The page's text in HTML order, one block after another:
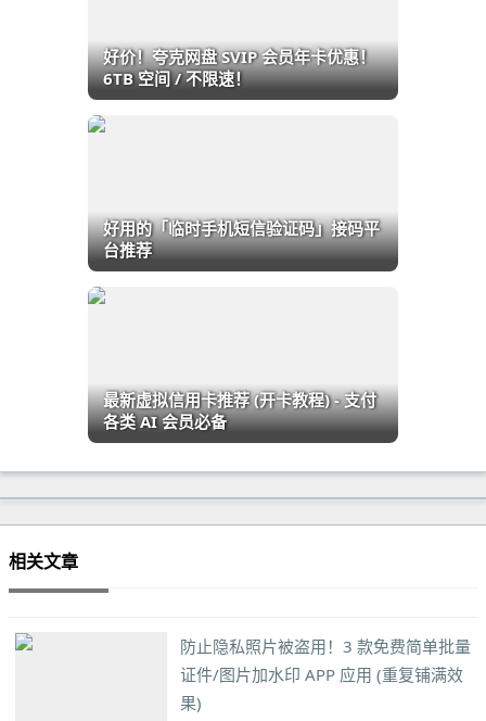
好价！夸克网盘 SVIP 会员年卡优惠！
6TB 空间 / 不限速！
好用的「临时手机短信验证码」接码平
台推荐
最新虚拟信用卡推荐 (开卡教程) - 支付
各类 AI 会员必备
相关文章
防止隐私照片被盗用！3 款免费简单批量
证件/图片加水印 APP 应用 (重复铺满效
果)